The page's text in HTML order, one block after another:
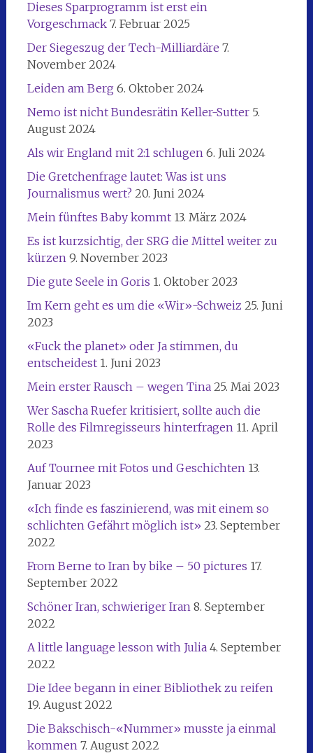
Dieses Sparprogramm ist erst ein
Vorgeschmack 7. Februar 2025
Der Siegeszug der Tech-Milliardäre 7.
November 2024
Leiden am Berg 6. Oktober 2024
Nemo ist nicht Bundesrätin Keller-Sutter 5.
August 2024
Als wir England mit 2:1 schlugen 6. Juli 2024
Die Gretchenfrage lautet: Was ist uns
Journalismus wert? 20. Juni 2024
Mein fünftes Baby kommt 13. März 2024
Es ist kurzsichtig, der SRG die Mittel weiter zu
kürzen 9. November 2023
Die gute Seele in Goris 1. Oktober 2023
Im Kern geht es um die «Wir»-Schweiz 25. Juni
2023
«Fuck the planet» oder Ja stimmen, du
entscheidest 1. Juni 2023
Mein erster Rausch – wegen Tina 25. Mai 2023
Wer Sascha Ruefer kritisiert, sollte auch die
Rolle des Filmregisseurs hinterfragen 11. April
2023
Auf Tournee mit Fotos und Geschichten 13.
Januar 2023
«Ich finde es faszinierend, was mit einem so
schlichten Gefährt möglich ist» 23. September
2022
From Berne to Iran by bike – 50 pictures 17.
September 2022
Schöner Iran, schwieriger Iran 8. September
2022
A little language lesson with Julia 4. September
2022
Die Idee begann in einer Bibliothek zu reifen
19. August 2022
Die Bakschisch-«Nummer» musste ja einmal
kommen 7. August 2022